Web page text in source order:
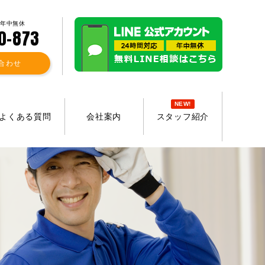
中無休
873
わせ
くある質問 会社案内 スタッフ紹介
NEW!